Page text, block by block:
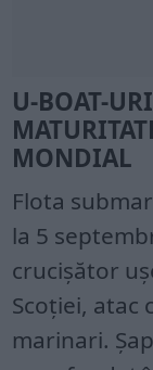
U-BOAT-
MONDIAL
Flota
la 5
crucișător
Scoției, atac
marinari.